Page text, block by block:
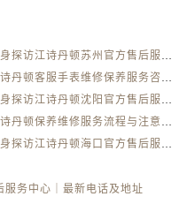
广东省肇庆市端州区信安大道与砚都大道交汇处江诗丹顿售后服务中心（需提前预约）
广西壮族自治区百色市右江区中山二路江诗丹顿售后服务中心（需提前预约）
广西壮族自治区北海市海城区北京路江诗丹顿售后服务中心（需提前预约）
广西壮族自治区崇左市江州区石景林街道友谊大道与丽川路交汇处江诗丹顿售后服务中心（需提前预约）
亲身探访江诗丹顿苏州官方售后服务中心｜最新电话及地址（2026年7月最新）
江诗丹顿客服手表维修保养服务咨询权威公示（2026年7月最新）
亲身探访江诗丹顿沈阳官方售后服务中心｜网点地址与售后热线（2026年7月最新）
江诗丹顿保养维修服务流程与注意事项权威公示（2026年7月最新）
亲身探访江诗丹顿海口官方售后服务中心｜最新热线及维修地址（2026年7月最新）
服务中心｜最新电话及地址